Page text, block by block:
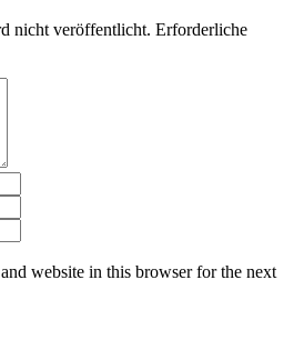
nicht veröffentlicht. Erforderliche
website in this browser for the next